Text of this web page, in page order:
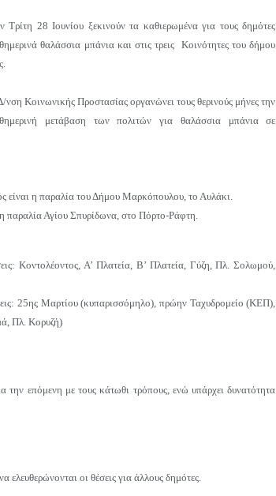
Τρίτη 28 Ιουνίου ξεκινούν τα καθιερωμένα για τους δημότες
θαλάσσια μπάνια και στις τρεις Κοινότητες του δήμου
νση Κοινωνικής Προστασίας οργανώνει τους θερινούς μήνες την
μετάβαση των πολιτών για θαλάσσια μπάνια σε
είναι η παραλία του Δήμου Μαρκόπουλου, το Αυλάκι.
παραλία Αγίου Σπυρίδωνα, στο Πόρτο-Ράφτη.
Κοντολέοντος, Α’ Πλατεία, Β’ Πλατεία, Γύζη, Πλ. Σολωμού,
25ης Μαρτίου (κυπαρισσόμηλο), πρώην Ταχυδρομείο (ΚΕΠ),
Πλ. Κορυζή)
την επόμενη με τους κάτωθι τρόπους, ενώ υπάρχει δυνατότητα
οι θέσεις για άλλους δημότες.